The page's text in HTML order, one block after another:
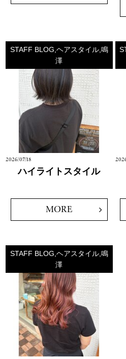
STAFF BLOG,ヘアスタイル,鳴
澤
2026/07/18
ハイライトスタイル
MORE
STAFF BLOG,ヘアスタイル,鳴
澤